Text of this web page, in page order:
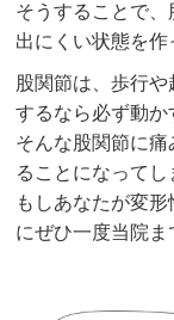
そうすることで
出にくい状態を作
股関節は、歩行
するなら必ず動か
そんな股関節に
ることになってし
もしあなたが変
にぜひ一度当院ま